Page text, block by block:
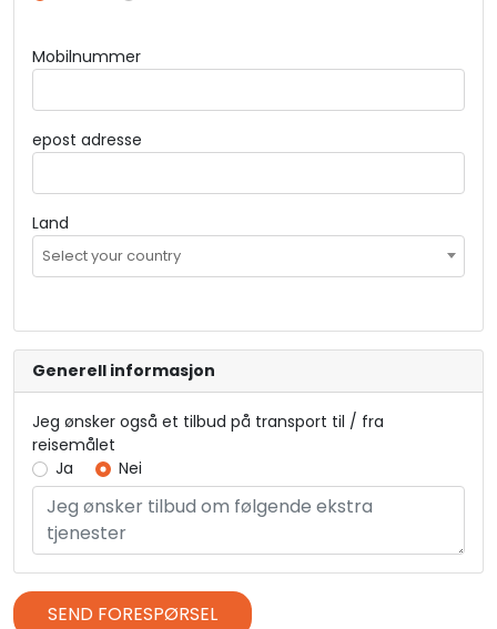
Mobilnummer
epost adresse
Land
Select your country
Generell informasjon
Jeg ønsker også et tilbud på transport til / fra
reisemålet
Ja
Nei
SEND FORESPØRSEL